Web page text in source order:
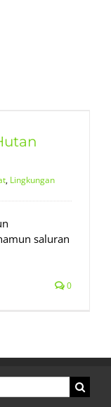
, Lingkungan
saluran
0